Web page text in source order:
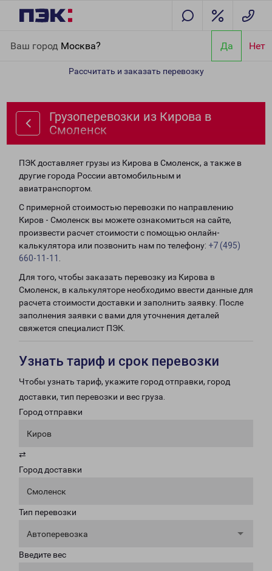
Ваш город Москва? Да Нет
Рассчитать и заказать перевозку
Грузоперевозки из Кирова в
Смоленск
ПЭК доставляет грузы из Кирова в Смоленск, а также в
другие города России автомобильным и
авиатранспортом.
С примерной стоимостью перевозки по направлению
Киров - Смоленск вы можете ознакомиться на сайте,
произвести расчет стоимости с помощью онлайн-
калькулятора или позвонить нам по телефону: +7 (495)
660-11-11
Для того, чтобы заказать перевозку из Кирова в
Смоленск, в калькуляторе необходимо ввести данные для
расчета стоимости доставки и заполнить заявку. После
заполнения заявки с вами для уточнения деталей
свяжется специалист ПЭК.
Узнать тариф и срок перевозки
Чтобы узнать тариф, укажите город отправки, город
доставки, тип перевозки и вес груза.
Город отправки
Киров
⇄
Город доставки
Смоленск
Тип перевозки
Автоперевозка
Введите вес